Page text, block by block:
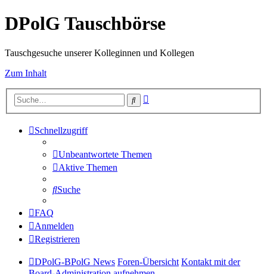
DPolG Tauschbörse
Tauschgesuche unserer Kolleginnen und Kollegen
Zum Inhalt
Suche
Schnellzugriff
Unbeantwortete Themen
Aktive Themen
Suche
FAQ
Anmelden
Registrieren
DPolG-BPolG News Foren-Übersicht Kontakt mit der